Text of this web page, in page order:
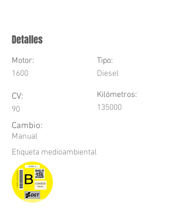
Detalles
Motor:
1600
CV:
90
Tipo:
Diesel
Kilómetros:
135000
Cambio:
Manual
Etiqueta medioambiental